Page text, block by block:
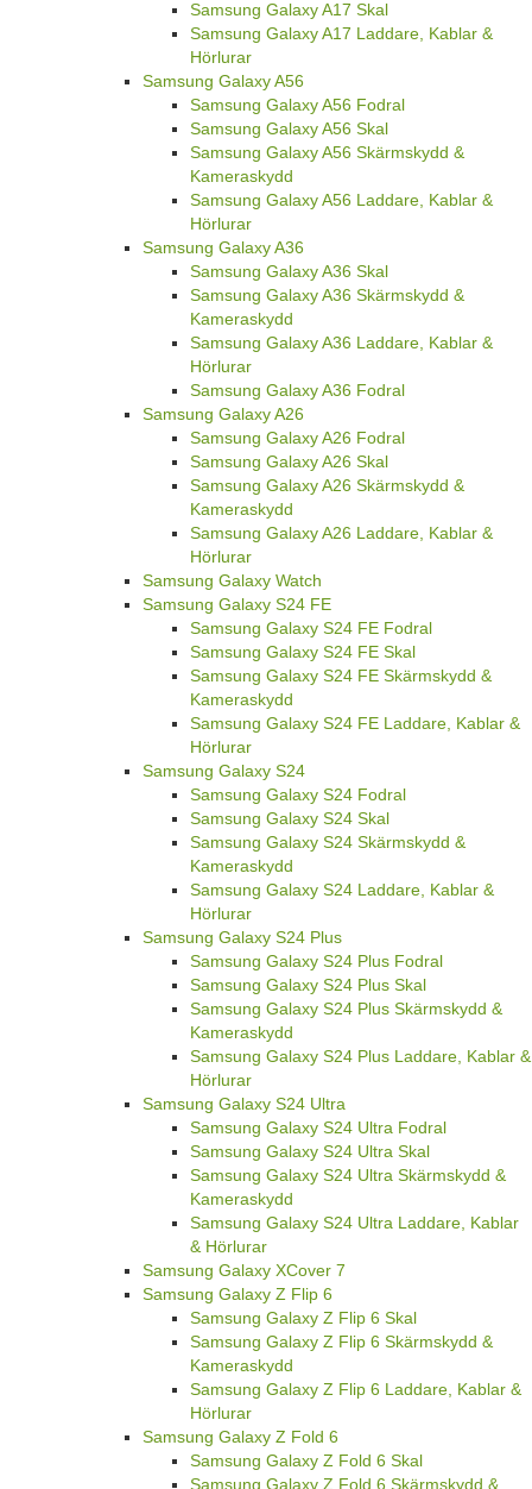
Samsung Galaxy A17 Skal
Samsung Galaxy A17 Laddare, Kablar &
Hörlurar
Samsung Galaxy A56
Samsung Galaxy A56 Fodral
Samsung Galaxy A56 Skal
Samsung Galaxy A56 Skärmskydd &
Kameraskydd
Samsung Galaxy A56 Laddare, Kablar &
Hörlurar
Samsung Galaxy A36
Samsung Galaxy A36 Skal
Samsung Galaxy A36 Skärmskydd &
Kameraskydd
Samsung Galaxy A36 Laddare, Kablar &
Hörlurar
Samsung Galaxy A36 Fodral
Samsung Galaxy A26
Samsung Galaxy A26 Fodral
Samsung Galaxy A26 Skal
Samsung Galaxy A26 Skärmskydd &
Kameraskydd
Samsung Galaxy A26 Laddare, Kablar &
Hörlurar
Samsung Galaxy Watch
Samsung Galaxy S24 FE
Samsung Galaxy S24 FE Fodral
Samsung Galaxy S24 FE Skal
Samsung Galaxy S24 FE Skärmskydd &
Kameraskydd
Samsung Galaxy S24 FE Laddare, Kablar &
Hörlurar
Samsung Galaxy S24
Samsung Galaxy S24 Fodral
Samsung Galaxy S24 Skal
Samsung Galaxy S24 Skärmskydd &
Kameraskydd
Samsung Galaxy S24 Laddare, Kablar &
Hörlurar
Samsung Galaxy S24 Plus
Samsung Galaxy S24 Plus Fodral
Samsung Galaxy S24 Plus Skal
Samsung Galaxy S24 Plus Skärmskydd &
Kameraskydd
Samsung Galaxy S24 Plus Laddare, Kablar &
Hörlurar
Samsung Galaxy S24 Ultra
Samsung Galaxy S24 Ultra Fodral
Samsung Galaxy S24 Ultra Skal
Samsung Galaxy S24 Ultra Skärmskydd &
Kameraskydd
Samsung Galaxy S24 Ultra Laddare, Kablar
& Hörlurar
Samsung Galaxy XCover 7
Samsung Galaxy Z Flip 6
Samsung Galaxy Z Flip 6 Skal
Samsung Galaxy Z Flip 6 Skärmskydd &
Kameraskydd
Samsung Galaxy Z Flip 6 Laddare, Kablar &
Hörlurar
Samsung Galaxy Z Fold 6
Samsung Galaxy Z Fold 6 Skal
Samsung Galaxy Z Fold 6 Skärmskydd &